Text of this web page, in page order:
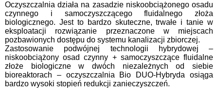
Oczyszczalnia działa na zasadzie niskoobciążonego osadu
czynnego i samoczyszczącego fluidalnego złoża
biologicznego. Jest to bardzo skuteczne, trwałe i tanie w
eksploatacji rozwiązanie przeznaczone w miejscach
pozbawionych dostępu do systemu kanalizacji zbiorczej.
Zastosowanie podwójnej technologii hybrydowej –
niskoobciążony osad czynny + samoczyszczące fluidalne
złoże biologiczne w dwóch niezależnych od siebie
bioreaktorach – oczyszczalnia Bio DUO-Hybryda osiąga
bardzo wysoki stopień redukcji zanieczyszczeń.